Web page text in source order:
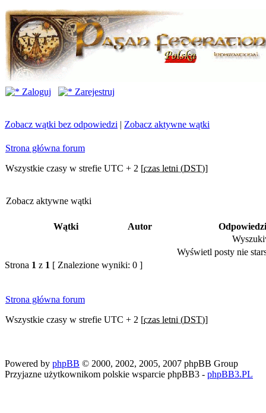
Zaloguj Zarejestruj
Zobacz wątki bez odpowiedzi | Zobacz aktywne wątki
Strona główna forum
Wszystkie czasy w strefie UTC + 2 [czas letni (DST)]
Zobacz aktywne wątki
Wątki Autor
Wyświetl posty nie
Strona 1 z 1 [ Znalezione wyniki: 0 ]
Strona główna forum
Wszystkie czasy w strefie UTC + 2 [czas letni (DST)]
Powered by phpBB © 2000, 2002, 2005, 2007 phpBB Group
Przyjazne użytkownikom polskie wsparcie phpBB3 - phpBB3.PL